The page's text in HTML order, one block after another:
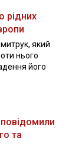
рідних
який
нього
його
та